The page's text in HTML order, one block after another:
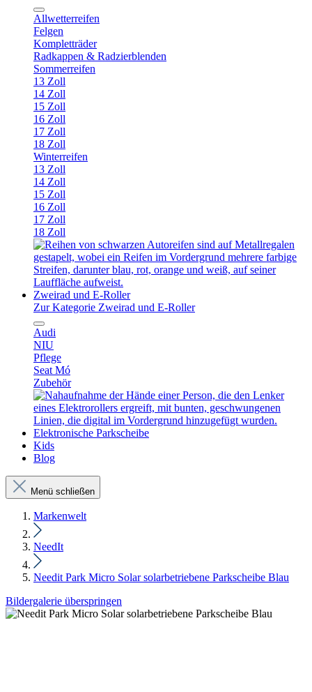
Allwetterreifen
Felgen
Kompletträder
Radkappen & Radzierblenden
Sommerreifen
13 Zoll
14 Zoll
15 Zoll
16 Zoll
17 Zoll
18 Zoll
Winterreifen
13 Zoll
14 Zoll
15 Zoll
16 Zoll
17 Zoll
18 Zoll
Zweirad und E-Roller
Zur Kategorie Zweirad und E-Roller
Audi
NIU
Pflege
Seat Mó
Zubehör
Elektronische Parkscheibe
Kids
Blog
Menü schließen
Markenwelt
NeedIt
Needit Park Micro Solar solarbetriebene Parkscheibe Blau
Bildergalerie überspringen